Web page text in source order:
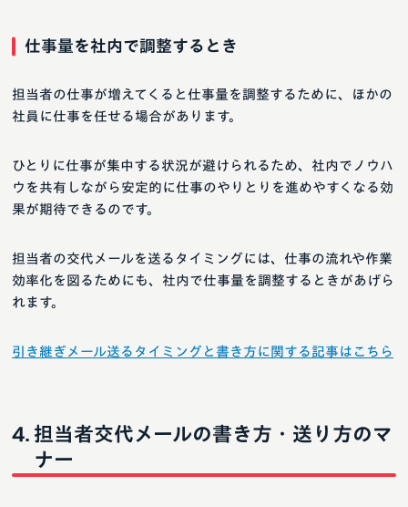
仕事量を社内で調整するとき
担当者の仕事が増えてくると仕事量を調整するために、ほかの
社員に仕事を任せる場合があります。
ひとりに仕事が集中する状況が避けられるため、社内でノウハ
ウを共有しながら安定的に仕事のやりとりを進めやすくなる効
果が期待できるのです。
担当者の交代メールを送るタイミングには、仕事の流れや作業
効率化を図るためにも、社内で仕事量を調整するときがあげら
れます。
引き継ぎメール送るタイミングと書き方に関する記事はこちら
担当者交代メールの書き方・送り方のマ
ナー